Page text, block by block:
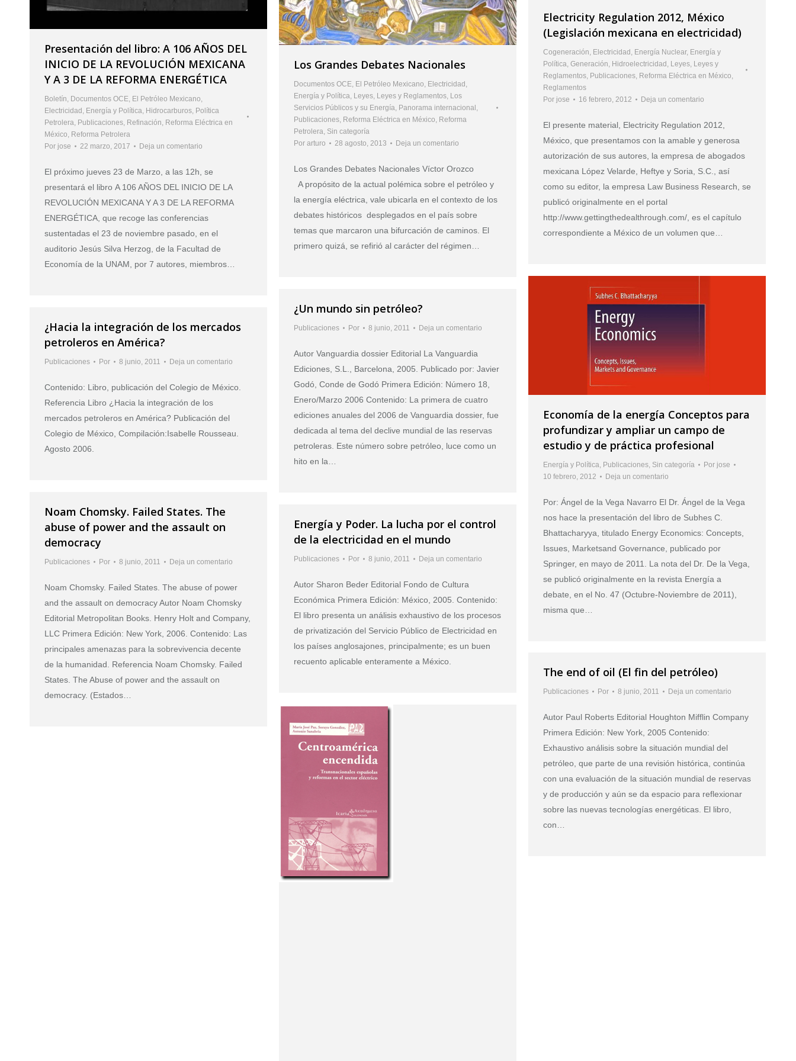
Presentación del libro: A 106 AÑOS DEL
INICIO DE LA REVOLUCIÓN MEXICANA
Y A 3 DE LA REFORMA ENERGÉTICA
Boletín, Documentos OCE, El Petróleo Mexicano,
Electricidad , Energía y Política, Hidrocarburos, Política
Petrolera, Publicaciones, Refinación, Reforma Eléctrica en
México, Reforma Petrolera
Por jose 22 marzo, 2017 Deja un comentario
El próximo jueves 23 de Marzo, a las 12h, se
presentará el libro A 106 AÑOS DEL INICIO DE LA
REVOLUCIÓN MEXICANA Y A 3 DE LA REFORMA
ENERGÉTICA, que recoge las conferencias
sustentadas el 23 de noviembre pasado, en el
auditorio Jesús Silva Herzog, de la Facultad de
Economía de la UNAM, por 7 autores, miembros…
Los Grandes Debates Nacionales
Documentos OCE, El Petróleo Mexicano, Electricidad ,
Energía y Política, Leyes, Leyes y Reglamentos, Los
Servicios Públicos y su Energía, Panorama internacional ,
Publicaciones, Reforma Eléctrica en México, Reforma
Petrolera, Sin categoría
Por arturo 28 agosto, 2013 Deja un comentario
Los Grandes Debates Nacionales Víctor Orozco
A propósito de la actual polémica sobre el petróleo y
la energía eléctrica, vale ubicarla en el contexto de los
debates históricos desplegados en el país sobre
temas que marcaron una bifurcación de caminos. El
primero quizá, se refirió al carácter del régimen…
Electricity Regulation 2012, México
(Legislación mexicana en electricidad)
Cogeneración, Electricidad , Energía Nuclear, Energía y
Política, Generación, Hidroelectricidad , Leyes, Leyes y
Reglamentos, Publicaciones, Reforma Eléctrica en México,
Reglamentos
Por jose 16 febrero, 2012 Deja un comentario
El presente material, Electricity Regulation 2012,
México, que presentamos con la amable y generosa
autorización de sus autores, la empresa de abogados
mexicana López Velarde, Heftye y Soria, S.C., así
como su editor, la empresa Law Business Research, se
publicó originalmente en el portal
http://www.gettingthedealthrough.com/, es el capítulo
correspondiente a México de un volumen que…
Economía de la energía Conceptos para
profundizar y ampliar un campo de
estudio y de práctica profesional
Energía y Política Publicaciones Sin categoría Por jose
10 febrero, 2012
Deja un comentario
Por: Ángel de la Vega Navarro El Dr. Ángel de la Vega
nos hace la presentación del libro de Subhes C.
Bhattacharyya, titulado Energy Economics: Concepts,
Issues, Marketsand Governance, publicado por
Springer, en mayo de 2011. La nota del Dr. De la Vega,
se publicó originalmente en la revista Energía a
debate, en el No. 47 (Octubre-Noviembre de 2011),
misma que…
¿Un mundo sin petróleo?
Publicaciones Por 8 junio, 2011 Deja un comentario
Autor Vanguardia dossier Editorial La Vanguardia
Ediciones, S.L., Barcelona, 2005. Publicado por: Javier
Godó, Conde de Godó Primera Edición: Número 18,
Enero/Marzo 2006 Contenido: La primera de cuatro
ediciones anuales del 2006 de Vanguardia dossier, fue
dedicada al tema del declive mundial de las reservas
petroleras. Este número sobre petróleo, luce como un
hito en la…
¿Hacia la integración de los mercados
petroleros en América?
Publicaciones Por 8 junio, 2011 Deja un comentario
Contenido: Libro, publicación del Colegio de México.
Referencia Libro ¿Hacia la integración de los
mercados petroleros en América? Publicación del
Colegio de México, Compilación:Isabelle Rousseau.
Agosto 2006.
Noam Chomsky. Failed States. The
abuse of power and the assault on
democracy
Publicaciones Por 8 junio, 2011 Deja un comentario
Noam Chomsky. Failed States. The abuse of power
and the assault on democracy Autor Noam Chomsky
Editorial Metropolitan Books. Henry Holt and Company,
LLC Primera Edición: New York, 2006. Contenido: Las
principales amenazas para la sobrevivencia decente
de la humanidad. Referencia Noam Chomsky. Failed
States. The Abuse of power and the assault on
democracy. (Estados…
Energía y Poder. La lucha por el control
de la electricidad en el mundo
Publicaciones Por 8 junio, 2011 Deja un comentario
Autor Sharon Beder Editorial Fondo de Cultura
Económica Primera Edición: México, 2005. Contenido:
El libro presenta un análisis exhaustivo de los procesos
de privatización del Servicio Público de Electricidad en
los países anglosajones, principalmente; es un buen
recuento aplicable enteramente a México.
The end of oil (El fin del petróleo)
Publicaciones Por 8 junio, 2011 Deja un comentario
Autor Paul Roberts Editorial Houghton Mifflin Company
Primera Edición: New York, 2005 Contenido:
Exhaustivo análisis sobre la situación mundial del
petróleo, que parte de una revisión histórica, continúa
con una evaluación de la situación mundial de reservas
y de producción y aún se da espacio para reflexionar
sobre las nuevas tecnologías energéticas. El libro,
con…